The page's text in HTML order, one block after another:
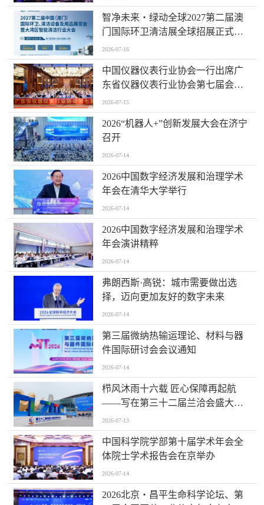
智净未来・绿动全球2027第二届澳
门国际环卫清洁展全球招展正式启
动
2026-07-16
中国仪器仪表行业协会一行出席广
东省仪器仪表行业协会第七届会员
大会主题活动并进行走访交流
2026-07-15
2026“机器人+”创新发展大会在济宁
召开
2026-07-14
2026中国数字经济发展和治理学术
年会在清华大学举行
2026-07-14
2026中国数字经济发展和治理学术
年会演讲精粹
2026-07-14
弗朗西斯·高锐：城市需要做出选
择，迈向更加友好的数字未来
2026-07-14
第三届微纳热输运理论、材料与器
件国际研讨会会议通知
2026-07-14
栉风沐雨十六载 匠心保障再起航
——写在第三十二届兰洽会盛大开
幕之际
2026-07-13
中国科学院学部第十届学术年会全
体院士学术报告会在京举办
2026-07-14
2026北京・昌平生命科学论坛、第